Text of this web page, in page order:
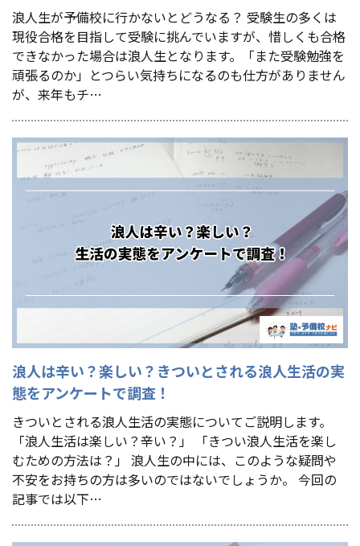
浪人生が予備校に行かないとどうなる？ 受験生の多くは
現役合格を目指して受験に挑んでいますが、惜しくも合格
できなかった場合は浪人生となります。「また受験勉強を
頑張るのか」とつらい気持ちになるのも仕方がありません
が、来年もチ…
浪人は辛い？楽しい？きついとされる浪人生活の実
態をアンケートで調査！
きついとされる浪人生活の実態についてご説明します。
「浪人生活は楽しい？辛い？」 「きつい浪人生活を楽し
むための方法は？」 浪人生の中には、このような疑問や
不安をお持ちの方は多いのではないでしょうか。 今回の
記事では以下…